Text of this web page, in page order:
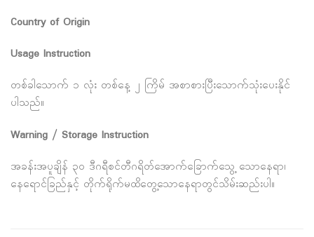
Country of Origin
Usage Instruction
တစ်ခါသောက် ၁ လုံး တစ်နေ့ ၂ ကြိမ် အစာစားပြီးသောက်သုံးပေးနိုင်
ပါသည်။
Warning / Storage Instruction
အခန်းအပူချိန် ၃၀ ဒီဂရီစင်တီဂရိတ်အောက်ခြောက်သွေ့ သောနေရာ၊
နေရောင်ခြည်နှင့် တိုက်ရိုက်မထိတွေ့သောနေရာတွင်သိမ်းဆည်းပါ။